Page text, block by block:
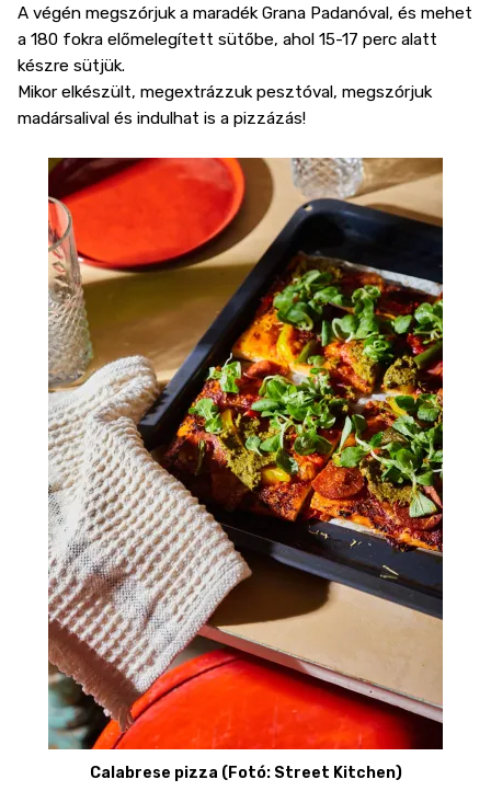
A végén megszórjuk a maradék Grana Padanóval, és mehet
a 180 fokra előmelegített sütőbe, ahol 15-17 perc alatt
készre sütjük.
Mikor elkészült, megextrázzuk pesztóval, megszórjuk
madársalival és indulhat is a pizzázás!
Calabrese pizza (Fotó: Street Kitchen)